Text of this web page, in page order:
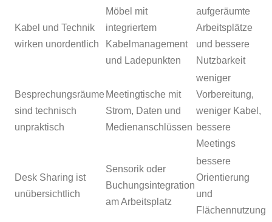
Kabel und Technik
wirken unordentlich
Möbel mit
integriertem
Kabelmanagement
und Ladepunkten
aufgeräumte
Arbeitsplätze
und bessere
Nutzbarkeit
Besprechungsräume
sind technisch
unpraktisch
Meetingtische mit
Strom, Daten und
Medienanschlüssen
weniger
Vorbereitung,
weniger Kabel,
bessere
Meetings
Desk Sharing ist
unübersichtlich
Sensorik oder
Buchungsintegration
am Arbeitsplatz
bessere
Orientierung
und
Flächennutzung